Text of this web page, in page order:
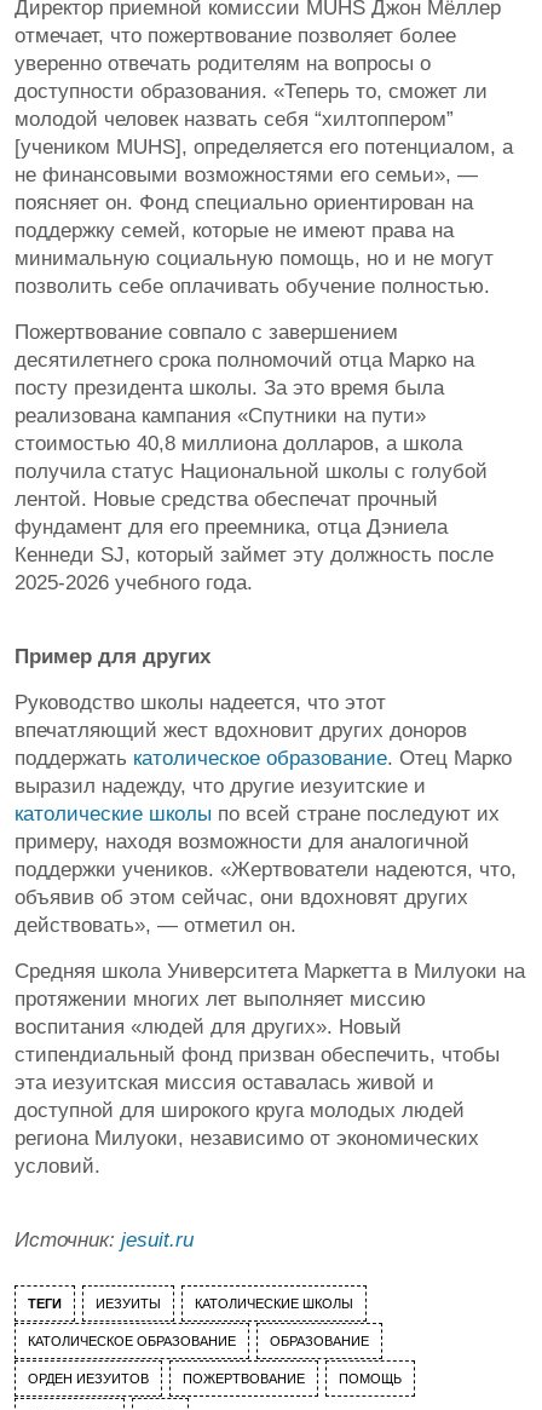
Директор приемной комиссии MUHS Джон Мёллер
отмечает, что пожертвование позволяет более
уверенно отвечать родителям на вопросы о
доступности образования. «Теперь то, сможет ли
молодой человек назвать себя “хилтоппером”
[учеником MUHS], определяется его потенциалом, а
не финансовыми возможностями его семьи», —
поясняет он. Фонд специально ориентирован на
поддержку семей, которые не имеют права на
минимальную социальную помощь, но и не могут
позволить себе оплачивать обучение полностью.
Пожертвование совпало с завершением
десятилетнего срока полномочий отца Марко на
посту президента школы. За это время была
реализована кампания «Спутники на пути»
стоимостью 40,8 миллиона долларов, а школа
получила статус Национальной школы с голубой
лентой. Новые средства обеспечат прочный
фундамент для его преемника, отца Дэниела
Кеннеди SJ, который займет эту должность после
2025-2026 учебного года.
Пример для других
Руководство школы надеется, что этот
впечатляющий жест вдохновит других доноров
поддержать католическое образование. Отец Марко
выразил надежду, что другие иезуитские и
католические школы по всей стране последуют их
примеру, находя возможности для аналогичной
поддержки учеников. «Жертвователи надеются, что,
объявив об этом сейчас, они вдохновят других
действовать», — отметил он.
Средняя школа Университета Маркетта в Милуоки на
протяжении многих лет выполняет миссию
воспитания «людей для других». Новый
стипендиальный фонд призван обеспечить, чтобы
эта иезуитская миссия оставалась живой и
доступной для широкого круга молодых людей
региона Милуоки, независимо от экономических
условий.
Источник: jesuit.ru
ТЕГИ ИЕЗУИТЫ КАТОЛИЧЕСКИЕ ШКОЛЫ
КАТОЛИЧЕСКОЕ ОБРАЗОВАНИЕ ОБРАЗОВАНИЕ
ОРДЕН ИЕЗУИТОВ ПОЖЕРТВОВАНИЕ ПОМОЩЬ